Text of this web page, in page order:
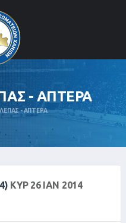
- ΑΠΤΕΡΑ
- ΑΠΤΕΡΑ
ΚΥΡ 26 ΙΑΝ 2014